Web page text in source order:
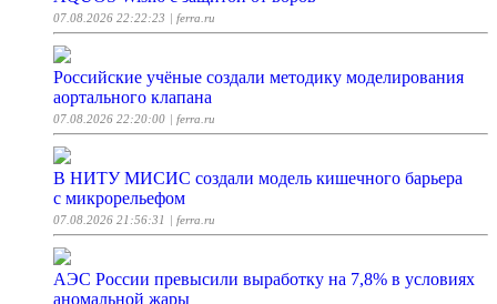
07.08.2026 22:22:23 | ferra.ru
Российские учёные создали методику моделирования
аортального клапана
07.08.2026 22:20:00 | ferra.ru
В НИТУ МИСИС создали модель кишечного барьера
с микрорельефом
07.08.2026 21:56:31 | ferra.ru
АЭС России превысили выработку на 7,8% в условиях
аномальной жары